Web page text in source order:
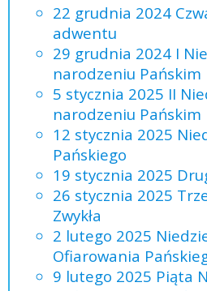
22 grudnia 2024
adwentu
29 grudnia 2024 I
narodzeniu Pańskim
5 stycznia 2025 II
narodzeniu Pańskim
12 stycznia 2025
Pańskiego
19 stycznia 2025
26 stycznia 2025
Zwykła
2 lutego 2025
Ofiarowania
9 lutego 2025 Piąta